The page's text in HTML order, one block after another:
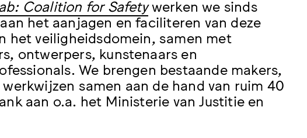
Coalition for Safetywerken we sinds
het aanjagen en faciliteren van deze
het veiligheidsdomein, samen met
ontwerpers, kunstenaars en
We brengen bestaande makers,
samen aan de hand van ruim 40
aan o.a. het Ministerie van Justitie en